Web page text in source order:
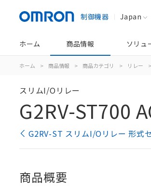
制御機器 Japan
ホーム 商品情報 ソリュ
ホーム > 商品情報 > 商品カテゴリ > リレー >
スリムI/Oリレー
G2RV-ST700
G2RV-ST スリムI/Oリレー 形式
商品概要